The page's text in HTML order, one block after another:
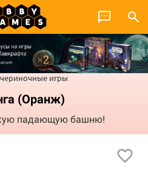
игры
(Оранж)
падающую башню!